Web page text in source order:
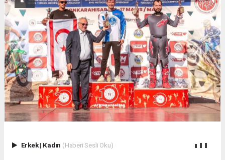
Erkek| Kadın (Haberi Sesli Oku)